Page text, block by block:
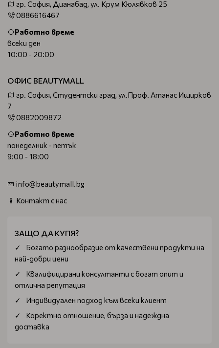
гр. София, Дианабад, ул. Крум Кюлявков 25
0886616467
Работно време
всеки ден
10:00 - 20:00
ОФИС BEAUTYMALL
гр. София, Студентски град, ул.Проф. Атанас Иширков
7
0882009872
Работно време
понеделник - петък
9:00 - 18:00
info@beautymall.bg
Контакт с нас
ЗАЩО ДА КУПЯ?
Богатo разнообразие от качествени продукти на
най-добри цени
Квалифицирани консултанти с богат опит и
отлична репутация
Индивидуален подход към всеки клиент
Коректно отношение, бърза и надеждна
доставка